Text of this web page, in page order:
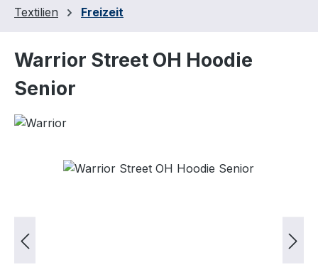
Textilien Freizeit
Warrior Street OH Hoodie
Senior
Bildergalerie überspringen